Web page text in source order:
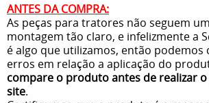
ANTES DA COMPRA:
As peças para tratores não seguem
montagem tão claro, e infelizmente a
é algo que utilizamos, então podemos
erros em relação a aplicação do
compare o produto antes de realizar
site.